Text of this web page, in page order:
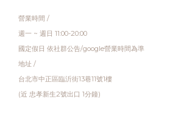
營業時間 /
週一 ~ 週日 11:00-20:00
國定假日 依社群公告/google營業時間為準
地址 /
台北市中正區臨沂街13巷11號1樓
(近 忠孝新生2號出口 1分鐘)